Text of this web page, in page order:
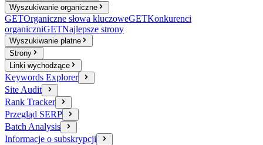
Wyszukiwanie organiczne
GETOrganiczne słowa kluczoweGETKonkurenci
organiczniGETNajlepsze strony
Wyszukiwanie płatne
Strony
Linki wychodzące
Keywords Explorer
Site Audit
Rank Tracker
Przegląd SERP
Batch Analysis
Informacje o subskrypcji